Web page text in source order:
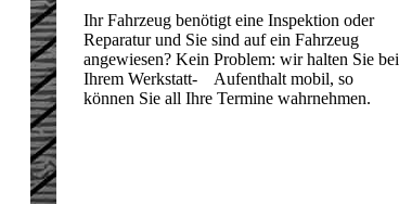
Ihr Fahrzeug benötigt eine Inspektion oder
Reparatur und Sie sind auf ein Fahrzeug
angewiesen? Kein Pro­blem: wir halten Sie bei
Ihrem Werkstatt­- Auf­ent­­halt mobil, so
können Sie all Ihre Termine wahrnehmen.